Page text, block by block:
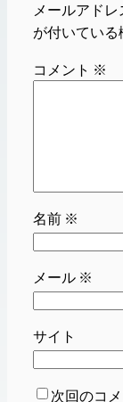
メールアド
が付いてい
コメント ※
名前 ※
メール ※
サイト
次回のコ